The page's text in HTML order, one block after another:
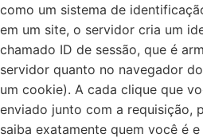
como um sistema de
em um site, o servidor cria um
chamado ID de sessão, que é
servidor quanto no navegador
um cookie). A cada clique que
enviado junto com a requisição,
saiba exatamente quem você é